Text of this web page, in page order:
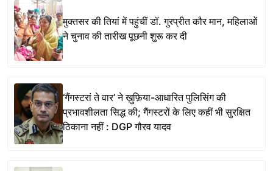
मुक्तसर की तियां में पहुंचीं डॉ. गुरप्रीत कौर मान, महिलाओं
ने चुनाव की तारीख पूछनी शुरू कर दी
‘गैंगस्टरां ते वार’ ने ख़ुफ़िया-आधारित पुलिसिंग की
प्रभावशीलता सिद्ध की; गैंगस्टरों के लिए कहीं भी सुरक्षित
ठिकाना नहीं : DGP गौरव यादव